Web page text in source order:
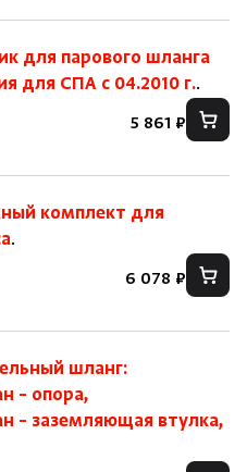
для парового шланга
для СПА с 04.2010 г..
5 861 ₽
комплект для
.
6 078 ₽
шланг:
– опора,
– заземляющая втулка,
Войти